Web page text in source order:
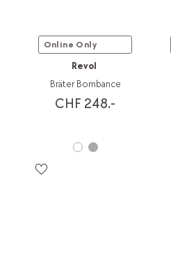
Online Only
Revol
Bräter Bombance
CHF 248.-